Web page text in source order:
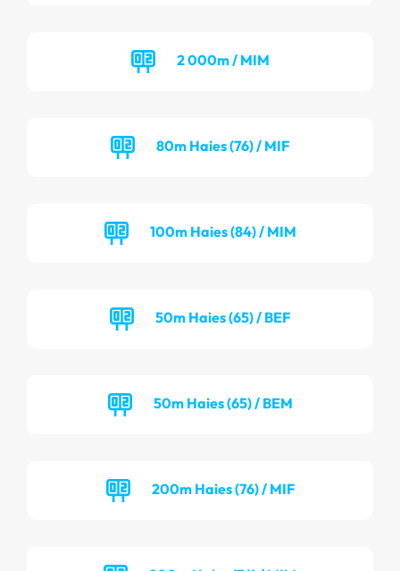
2 000m / MIM
80m Haies (76) / MIF
100m Haies (84) / MIM
50m Haies (65) / BEF
50m Haies (65) / BEM
200m Haies (76) / MIF